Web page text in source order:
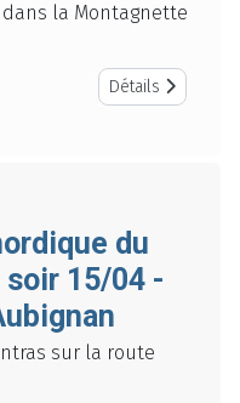
la Montagnette
Détails
du
soir 15/04 -
sur la route